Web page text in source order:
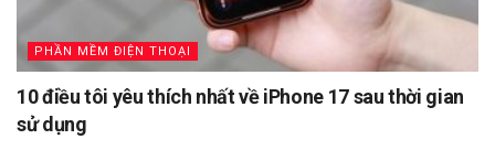
PHẦN MỀM ĐIỆN THOẠI
10 điều tôi yêu thích nhất về iPhone 17 sau thời gian
sử dụng